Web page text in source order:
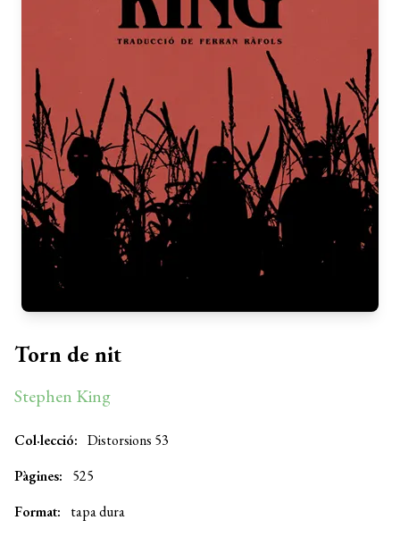
Torn de nit
Stephen King
Col·lecció: Distorsions 53
Pàgines:
525
Format:
tapa dura